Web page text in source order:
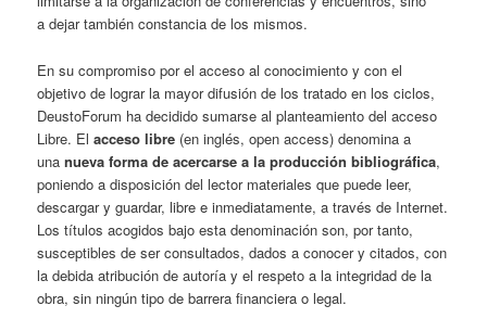
a dejar también constancia de los mismos.
En su compromiso por el acceso al conocimiento y con el
objetivo de lograr la mayor difusión de los tratado en los ciclos,
DeustoForum ha decidido sumarse al planteamiento del acceso
Libre. Elacceso libre (en inglés, open access) denomina a
unanueva forma de acercarse a la producción bibliográfica,
poniendo a disposición del lector materiales que puede leer,
descargar y guardar, libre e inmediatamente, a través de Internet.
Los títulos acogidos bajo esta denominación son, por tanto,
susceptibles de ser consultados, dados a conocer y citados, con
la debida atribución de autoría y el respeto a la integridad de la
obra, sin ningún tipo de barrera financiera o legal.